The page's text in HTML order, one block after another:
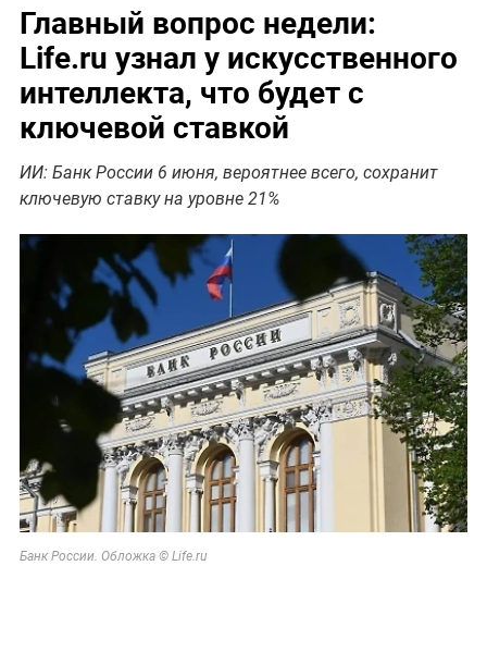
Главный вопрос недели:
Life.ru узнал у искусственного
интеллекта, что будет с
ключевой ставкой
ИИ: Банк России 6 июня, вероятнее всего, сохранит
ключевую ставку на уровне 21%
Банк России. Обложка © Life.ru